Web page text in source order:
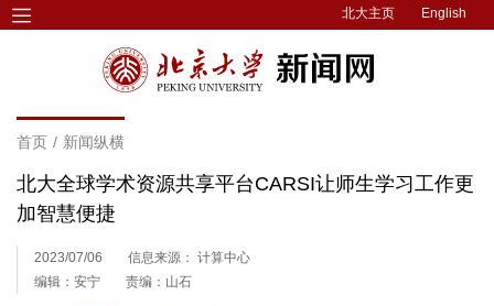
北大主页 English
首页 / 新闻纵横
北大全球学术资源共享平台CARSI让师生学习工作更
加智慧便捷
2023/07/06
信息来源： 计算中心
编辑：安宁
责编：山石